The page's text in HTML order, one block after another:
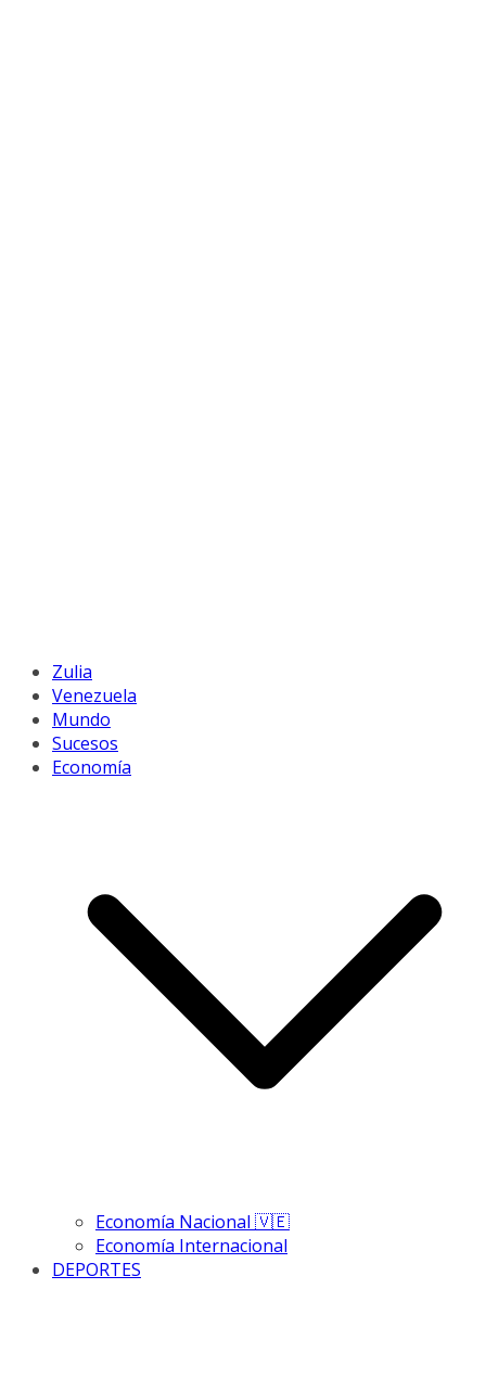
Zulia
Venezuela
Mundo
Sucesos
Economía
Economía Nacional 🇻🇪
Economía Internacional
DEPORTES